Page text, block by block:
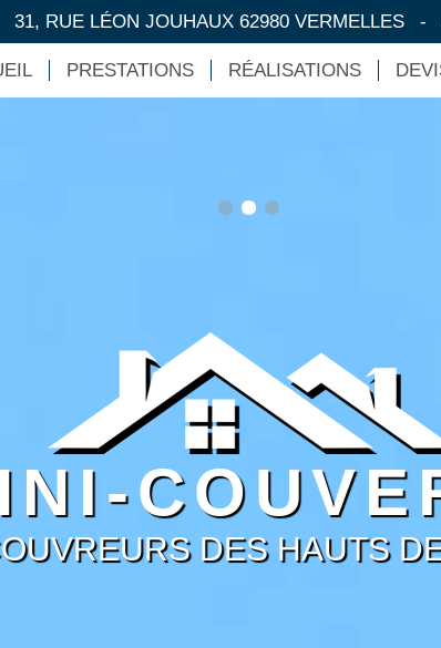
31, RUE LÉON JOUHAUX 62980 VERMELLES -
DES HAUTS
PRESTATIONS RÉALISATIONS